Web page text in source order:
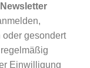
gesondert
Einwilligung